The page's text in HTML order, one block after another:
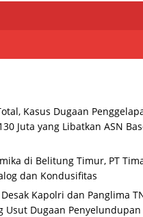
Kasus Dugaan
Juta yang Libatkan ASN
di Belitung Timur, PT
dan Kondusifitas
Desak Kapolri dan Panglima
Usut Dugaan Penyelundupan